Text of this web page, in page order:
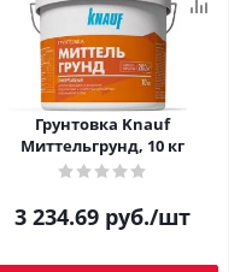
Грунтовка Knauf
Миттельгрунд, 10 кг
3 234.69 руб./шт